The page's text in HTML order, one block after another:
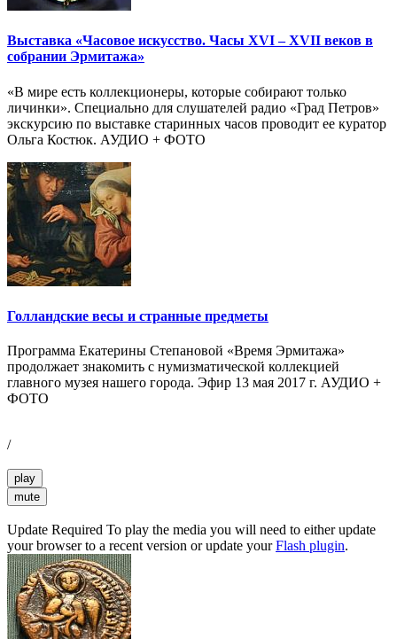
Выставка «Часовое искусство. Часы XVI – XVII веков в
собрании Эрмитажа»
«В мире есть коллекционеры, которые собирают только
личинки». Специально для слушателей радио «Град Петров»
экскурсию по выставке старинных часов проводит ее куратор
Ольга Костюк. АУДИО + ФОТО
Голландские весы и странные предметы
Программа Екатерины Степановой «Время Эрмитажа»
продолжает знакомить с нумизматической коллекцией
главного музея нашего города. Эфир 13 мая 2017 г. АУДИО +
ФОТО
/
play
mute
Update Required To play the media you will need to either update
your browser to a recent version or update yourFlash plugin.